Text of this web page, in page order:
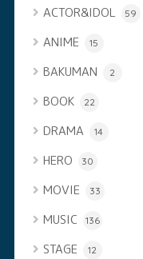
ACTOR&IDOL 59
ANIME 15
BAKUMAN 2
BOOK 22
DRAMA 14
HERO 30
MOVIE 33
MUSIC 136
STAGE 12